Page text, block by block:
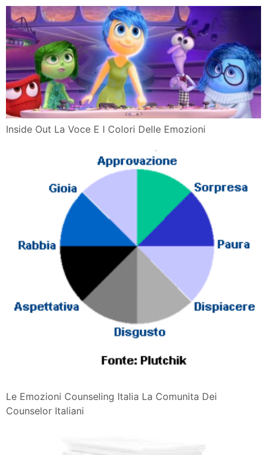
Inside Out La Voce E I Colori Delle Emozioni
Le Emozioni Counseling Italia La Comunita Dei
Counselor Italiani